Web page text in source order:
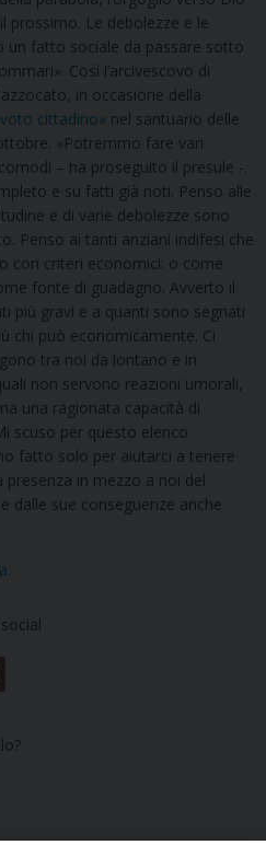
prossimo. Le debolezze e le
un fatto sociale da passare sotto
Così l’arcivescovo di
in occasione della
cittadino» nel santuario delle
«Potremmo fare vari
– ha proseguito il presule -.
e su fatti già noti. Penso alle
e di varie debolezze sono
Penso ai tanti anziani indifesi che
con criteri economici: o come
fonte di guadagno. Avverto il
più gravi e a quanti sono segnati
chi può economicamente. Ci
tra noi da lontano e in
non servono reazioni umorali,
una ragionata capacità di
scuso per questo elenco
fatto solo per aiutarci a tenere
in mezzo a noi del
dalle sue conseguenze anche